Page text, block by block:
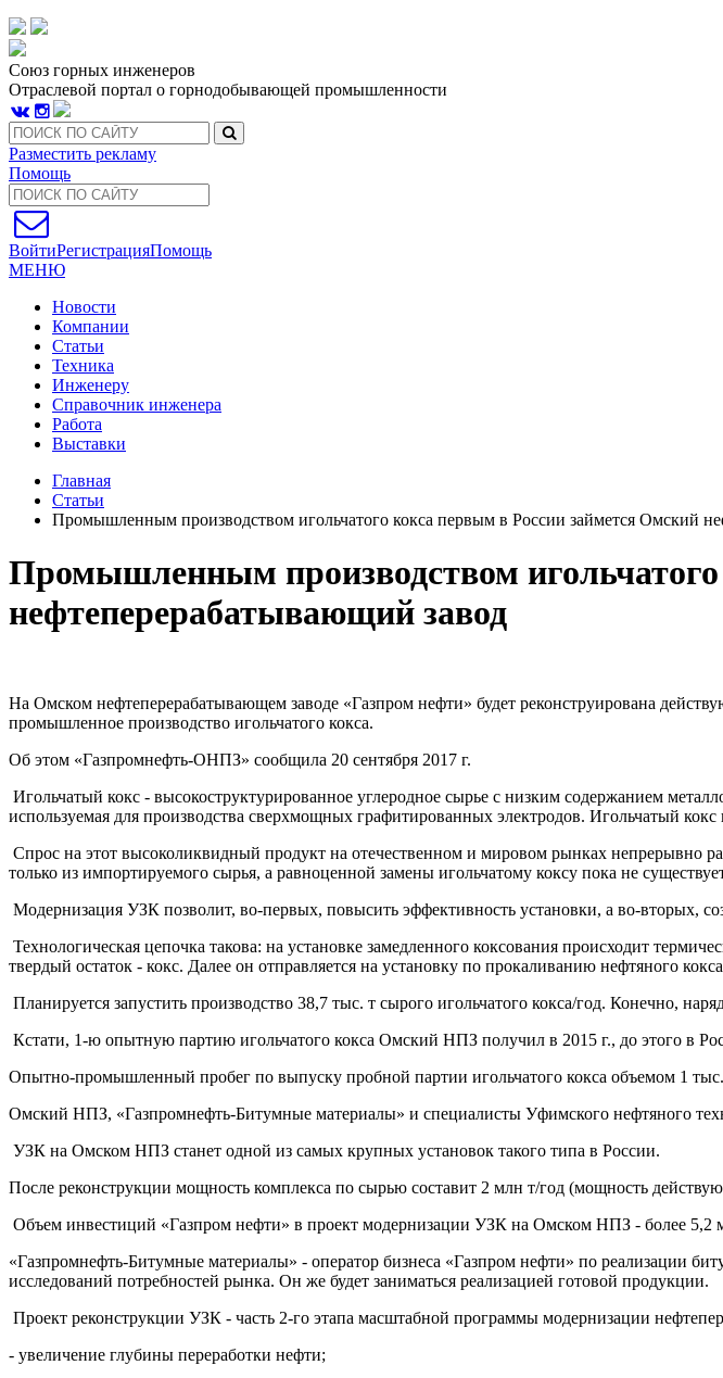
Союз горных инженеров
Отраслевой портал о горнодобывающей промышленности
Разместить рекламу
Помощь
ВойтиРегистрацияПомощь
МЕНЮ
Новости
Компании
Статьи
Техника
Инженеру
Справочник инженера
Работа
Выставки
Главная
Статьи
Промышленным производством игольчатого кокса первым в России займется Омский
Промышленным производством
нефтеперерабатывающий завод
На Омском нефтеперерабатывающем заводе «Газпром нефти» будет реконструирована
промышленное производство игольчатого кокса.
Об этом «Газпромнефть-ОНПЗ» сообщила 20 сентября 2017 г.
Игольчатый кокс - высокоструктурированное углеродное сырье с низким содержанием
используемая для производства сверхмощных графитированных электродов. Игольчатый
Спрос на этот высоколиквидный продукт на отечественном и мировом рынках непрерывно
только из импортируемого сырья, а равноценной замены игольчатому коксу пока не
Модернизация УЗК позволит, во-первых, повысить эффективность установки, а во-вторых,
Технологическая цепочка такова: на установке замедленного коксования происходит
твердый остаток - кокс. Далее он отправляется на установку по прокаливанию нефтяного
Планируется запустить производство 38,7 тыс. т сырого игольчатого кокса/год. Конечно,
Кстати, 1-ю опытную партию игольчатого кокса Омский НПЗ получил в 2015 г., до этого в
Опытно-промышленный пробег по выпуску пробной партии игольчатого кокса объемом 1
Омский НПЗ, «Газпромнефть-Битумные материалы» и специалисты Уфимского нефтяного
УЗК на Омском НПЗ станет одной из самых крупных установок такого типа в России.
После реконструкции мощность комплекса по сырью составит 2 млн т/год (мощность
Объем инвестиций «Газпром нефти» в проект модернизации УЗК на Омском НПЗ - более 5,2
«Газпромнефть-Битумные материалы» - оператор бизнеса «Газпром нефти» по реализации
исследований потребностей рынка. Он же будет заниматься реализацией готовой продукции.
Проект реконструкции УЗК - часть 2-го этапа масштабной программы модернизации
- увеличение глубины переработки нефти;